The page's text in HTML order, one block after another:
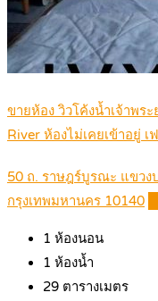
ขายห้อง วิวโค้งน้ำเจ้าพร
River ห้องไม่เคยเข้าอยู่
50 ถ. ราษฎร์บูรณะ แขวง
กรุงเทพมหานคร 10140
1 ห้องนอน
1 ห้องน้ำ
29 ตารางเมตร